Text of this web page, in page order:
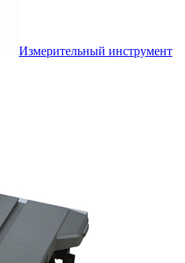
Измерительный инструмент